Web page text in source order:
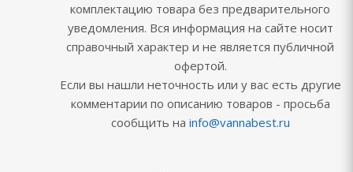
комплектацию товара без предварительного
уведомления. Вся информация на сайте носит
справочный характер и не является публичной
офертой.
Если вы нашли неточность или у вас есть другие
комментарии по описанию товаров - просьба
сообщить на info@vannabest.ru